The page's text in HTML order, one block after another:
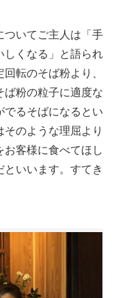
ついてご主人は「手
しくなる」と語られ
転のそば粉より、
ば粉の粒子に適度な
でるそばになるとい
のような理屈より
お客様に食べてほし
いいます。すてき